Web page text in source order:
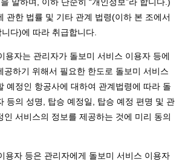
관한 법률 및 기타 관계 법령(이하 본 조에서
다)에 따라 취급합니다.
용자는 관리자가 돌보미 서비스 이용자 등에
공하기 위해서 필요한 한도로 돌보미 서비스
예정인 항공사에 대하여 관계법령에 따라 돌
등의 성명, 탑승 예정일, 탑승 예정 편명 및 관
인 서비스의 정보를 제공하는 것에 미리 동의
용자 등은 관리자에게 돌보미 서비스 이용자